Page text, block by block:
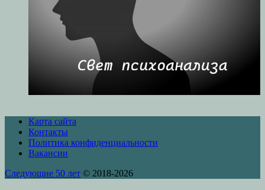
Карта сайта
Контакты
Политика конфиденциальности
Вакансии
Следующие 50 лет © 2018-2026